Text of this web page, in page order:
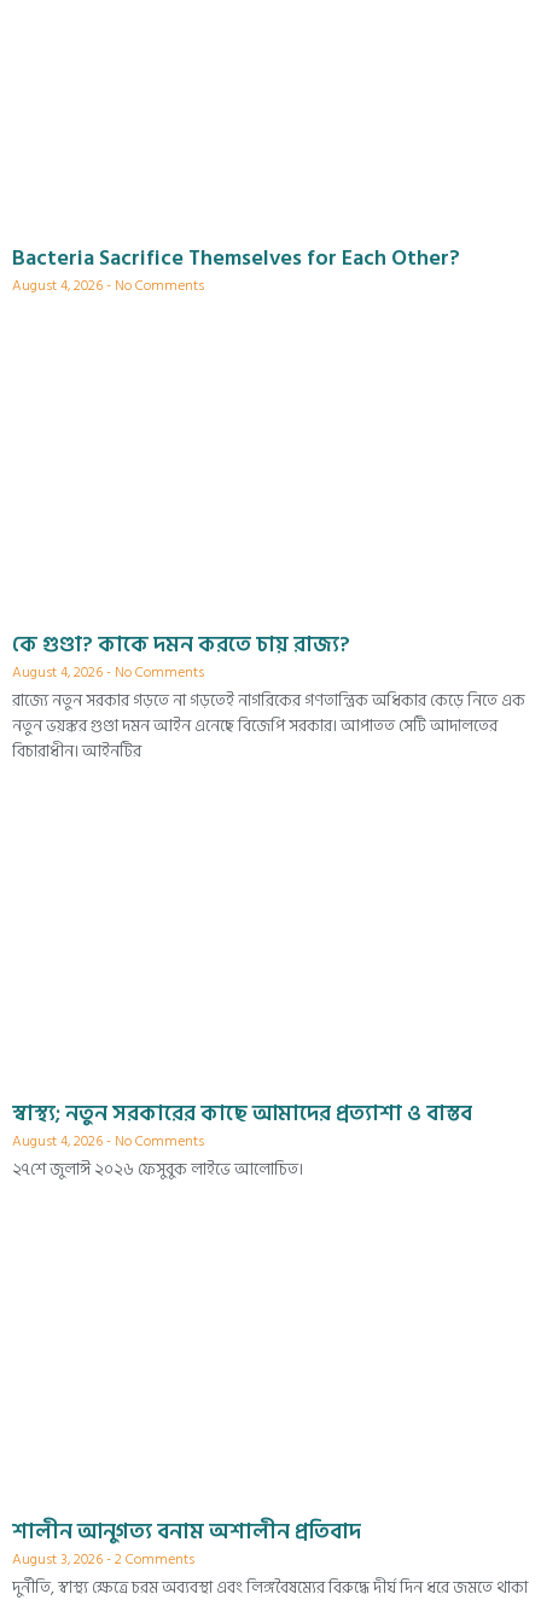
Bacteria Sacrifice Themselves for Each Other?
August 4, 2026 No Comments
কে গুণ্ডা? কাকে দমন করতে চায় রাজ্য?
August 4, 2026 No Comments
রাজ্যে নতুন সরকার গড়তে না গড়তেই নাগরিকের গণতান্ত্রিক অধিকার কেড়ে নিতে এক
নতুন ভয়ঙ্কর গুণ্ডা দমন আইন এনেছে বিজেপি সরকার। আপাতত সেটি আদালতের
বিচারাধীন। আইনটির
স্বাস্থ্য; নতুন সরকারের কাছে আমাদের প্রত্যাশা ও বাস্তব
August 4, 2026 No Comments
২৭শে জুলাঈ ২০২৬ ফেসুবুক লাইভে আলোচিত।
শালীন আনুগত্য বনাম অশালীন প্রতিবাদ
August 3, 2026 2 Comments
দুর্নীতি, স্বাস্থ্য ক্ষেত্রে চরম অব্যবস্থা এবং লিঙ্গবৈষম্যের বিরুদ্ধে দীর্ঘ দিন ধরে জমতে থাকা